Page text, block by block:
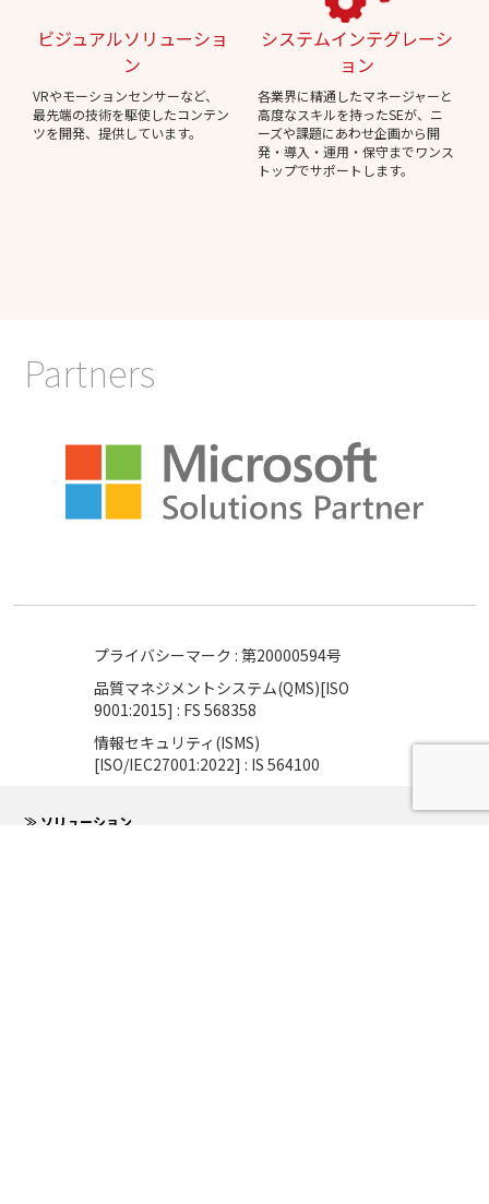
ビジュアルソリューショ
ン
VRやモーションセンサーなど、
最先端の技術を駆使したコンテン
ツを開発、提供しています。
システムインテグレーシ
ョン
各業界に精通したマネージャーと
高度なスキルを持ったSEが、ニ
ーズや課題にあわせ企画から開
発・導入・運用・保守までワンス
トップでサポートします。
Partners
プライバシーマーク : 第20000594号
品質マネジメントシステム(QMS)[ISO
9001:2015] : FS 568358
情報セキュリティ(ISMS)
[ISO/IEC27001:2022] : IS 564100
≫ ソリューション